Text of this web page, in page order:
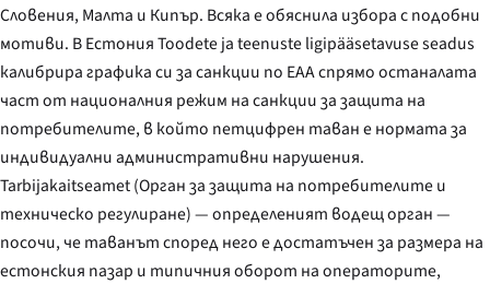
Словения, Малта и Кипър. Всяка е обяснила избора с подобни
мотиви. В ЕстонияToodete ja teenuste ligipääsetavuse seadus
калибрира графика си за санкции по EAA спрямо останалата
част от националния режим на санкции за защита на
потребителите, в който петцифрен таван е нормата за
индивидуални административни нарушения.
Tarbijakaitseamet(Орган за защита на потребителите и
техническо регулиране) — определеният водещ орган —
посочи, че таванът според него е достатъчен за размера на
естонския пазар и типичния оборот на операторите,